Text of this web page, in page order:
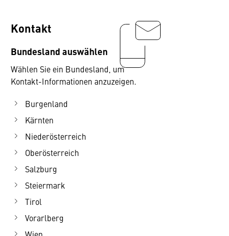
Kontakt
Bundesland auswählen
Wählen Sie ein Bundesland, um
Kontakt-Informationen anzuzeigen.
Burgenland
Kärnten
Niederösterreich
Oberösterreich
Salzburg
Steiermark
Tirol
Vorarlberg